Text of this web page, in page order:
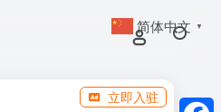
立即入驻
简体中文 ▼